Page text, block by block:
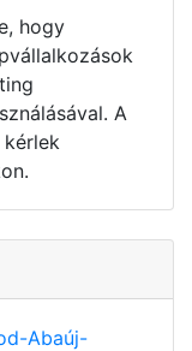
hogy
A
Abaúj-